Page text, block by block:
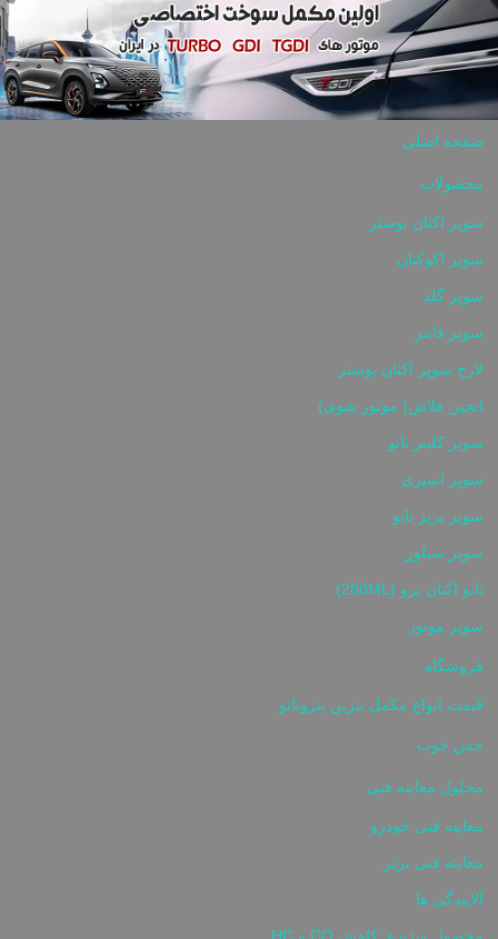
Skip to content
صفحه اصلی
محصولات
سوپر اکتان بوستر
سوپر اکوکتان
سوپر گلد
سوپر فایتر
لارج سوپر اکتان بوستر
انجین فلاش( موتور شوی)
سوپر کلینر نانو
سوپر اسپری
سوپر بریز نانو
سوپر سیلور
نانو اکتان پرو (280ML)
سوپر موتور
فروشگاه
قیمت انواع مکمل بنزین پترونانو
حس خوب
محلول معاینه فنی
معاینه فنی خودرو
معاینه فنی برتر
آلایندگی ها